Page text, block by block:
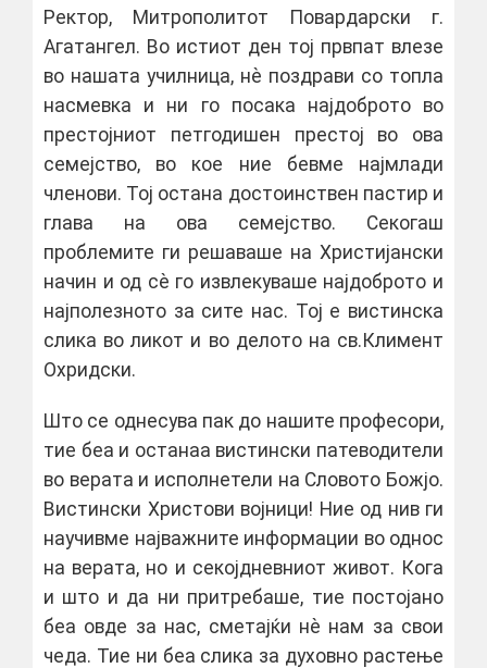
Ректор, Митрополитот Повардарски г.
Агатангел. Во истиот ден тој првпат влезе
во нашата училница, нѐ поздрави со топла
насмевка и ни го посака најдоброто во
престојниот петгодишен престој во ова
семејство, во кое ние бевме најмлади
членови. Тој остана достоинствен пастир и
глава на ова семејство. Секогаш
проблемите ги решаваше на Христијански
начин и од сѐ го извлекуваше најдоброто и
најполезното за сите нас. Тој е вистинска
слика во ликот и во делото на св.Климент
Охридски.
Што се однесува пак до нашите професори,
тие беа и останаа вистински патеводители
во верата и исполнетели на Словото Божјо.
Вистински Христови војници! Ние од нив ги
научивме најважните информации во однос
на верата, но и секојдневниот живот. Кога
и што и да ни притребаше, тие постојано
беа овде за нас, сметајќи нѐ нам за свои
чеда. Тие ни беа слика за духовно растење